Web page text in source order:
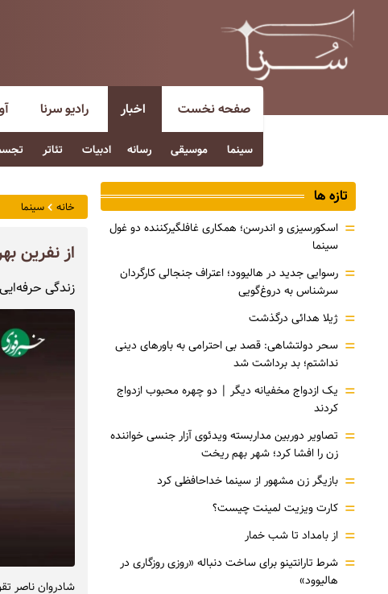
صفحه نخست اخبار
سینما موسیقی رسانه ادبیات تئاتر
رادیو سرنا
خانه سینما
از نفرین
زندگی
تازه ها
= اسکورسیزی و اندرسن؛ همکاری غافلگیرکننده دو غول
سینما
= رسوایی جدید در هالیوود؛ اعتراف جنجالی کارگردان
سرشناس به دروغ‌گویی
= ژیلا هدائی درگذشت
= سحر دولتشاهی: قصد بی احترامی به باورهای دینی
نداشتم؛ بد برداشت شد
= یک ازدواج مخفیانه دیگر | دو چهره محبوب ازدواج
کردند
= تصاویر دوربین مداربسته ویدئوی آزار جنسی خواننده
زن را افشا کرد؛ شهر بهم ریخت
= بازیگر زن مشهور از سینما خداحافظی کرد
= کارت ویزیت لمینت چیست؟
= از بامداد تا شب خمار
= شرط تارانتینو برای ساخت دنباله «روزی روزگاری در
هالیوود»